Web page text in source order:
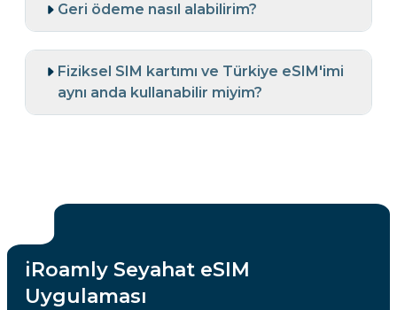
Geri ödeme nasıl alabilirim?
Fiziksel SIM kartımı ve Türkiye eSIM'imi
aynı anda kullanabilir miyim?
iRoamly Seyahat eSIM
Uygulaması